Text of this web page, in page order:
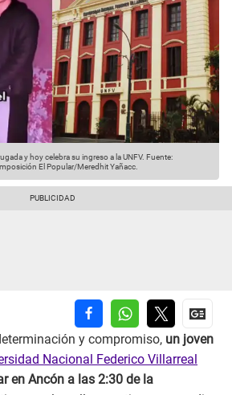
y hoy celebra su ingreso a la UNFV. Fuente:
El Popular/Meredhit Yañacc.
y compromiso, un joven
Nacional Federico Villarreal
en Ancón a las 2:30 de la